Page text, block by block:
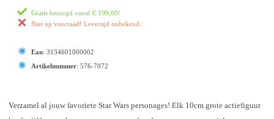
Gratis bezorgd vanaf € 199,00!
Niet op voorraad! Levertijd onbekend.
Ean: 3134601000002
Artikelnummer: 576-7072
Verzamel al jouw favoriete Star Wars personages! Elk 10cm grote actiefiguur